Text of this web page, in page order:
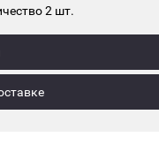
2 шт.